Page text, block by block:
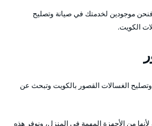
موجودين لخدمتك في صيانة وتصليح
الكويت.
الغسالات القصور بالكويت وتبحث عن
لأنها من الأجهزة المهمة في المنزل، ونوفر هذه